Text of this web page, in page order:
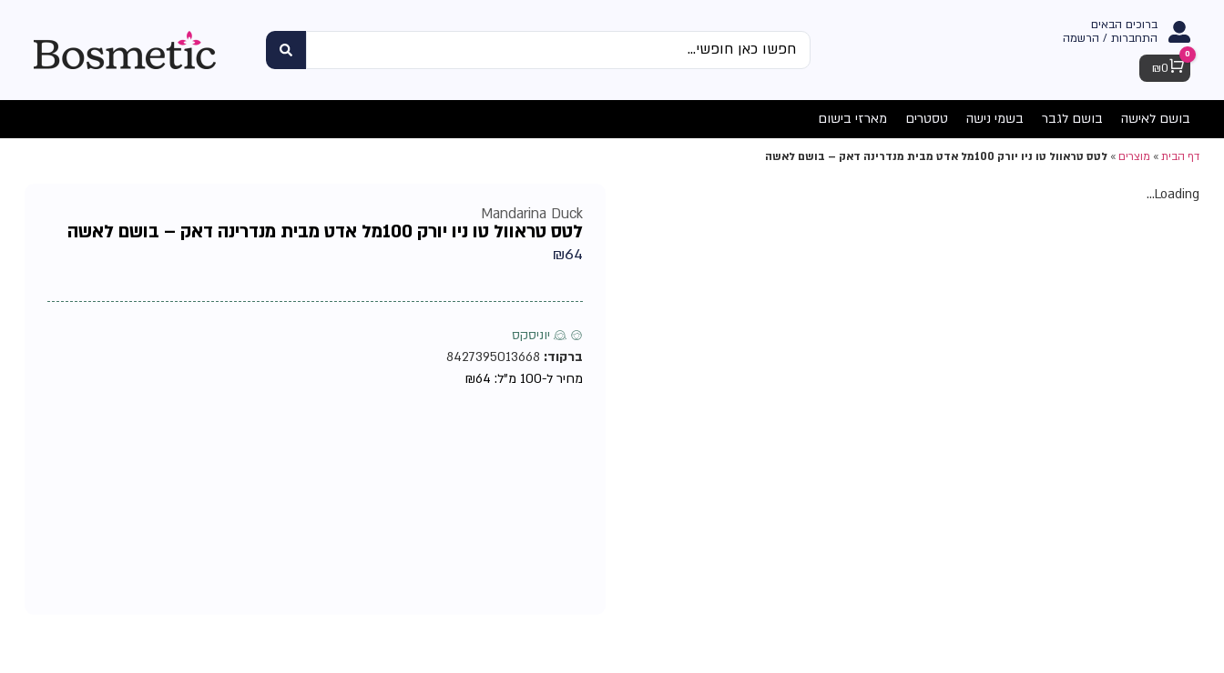
ברוכים הבאים
התחברות / הרשמה
Cart
0
₪0
בושם לאישה בושם לגבר בשמי נישה טסטרים מארזי בישום
דף הבית» מוצרים» לטס טראוול טו ניו יורק 100מל אדט מבית מנדרינה דאק – בושם לאשה
Loading...
Mandarina Duck
לטס טראוול טו ניו יורק 100מל אדט מבית מנדרינה דאק – בושם לאשה
₪64
♂ ♀ יוניסקס
ברקוד:
מחיר ל-100 מ"ל:
₪64